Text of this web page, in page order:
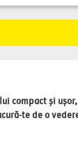
compact și
te de o